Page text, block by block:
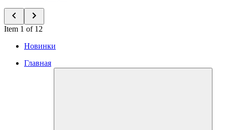
Item 1 of 12
Новинки
Главная